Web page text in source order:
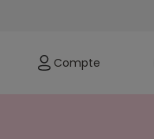
Compte